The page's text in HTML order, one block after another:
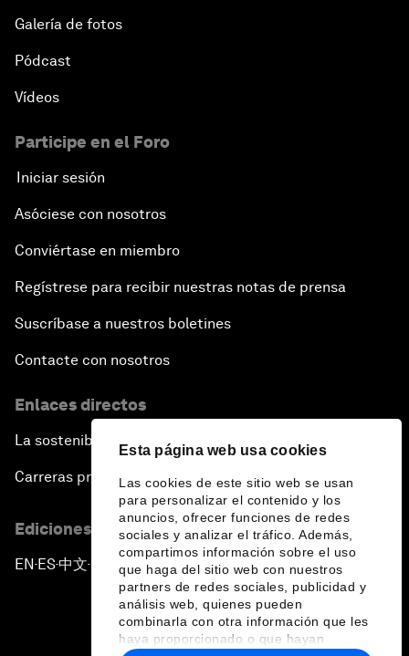
Esta página web usa cookies
Las cookies de este sitio web se usan
para personalizar el contenido y los
anuncios, ofrecer funciones de redes
sociales y analizar el tráfico. Además,
compartimos información sobre el uso
que haga del sitio web con nuestros
partners de redes sociales, publicidad y
análisis web, quienes pueden
combinarla con otra información que les
haya proporcionado o que hayan
Galería de fotos
Pódcast
Vídeos
Participe en el Foro
Iniciar sesión
Asóciese con nosotros
Conviértase en miembro
Regístrese para recibir nuestras notas de prensa
Suscríbase a nuestros boletines
Contacte con nosotros
Enlaces directos
La sostenibilidad en el Foro
Carreras profesionales
Ediciones en otros idiomas
EN ▪ES▪中文▪ 日本語